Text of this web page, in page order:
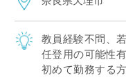
教員経験不問、
任登用の可能性
初めて勤務する